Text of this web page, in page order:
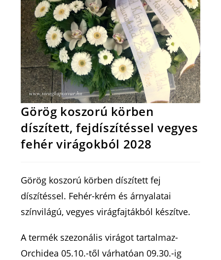
Görög koszorú körben
díszített, fejdíszítéssel vegyes
fehér virágokból 2028
Görög koszorú körben díszített fej
díszítéssel. Fehér-krém és árnyalatai
színvilágú, vegyes virágfajtákból készítve.
A termék szezonális virágot tartalmaz-
Orchidea 05.10.-től várhatóan 09.30.-ig